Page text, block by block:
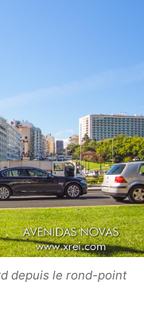
depuis le rond-point